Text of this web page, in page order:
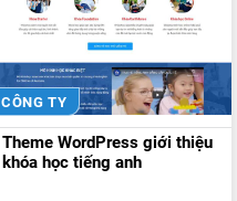
CÔNG TY
Theme WordPress giới thiệu
khóa học tiếng anh